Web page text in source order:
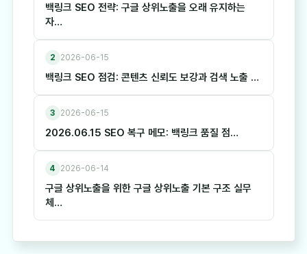
백링크 SEO 전략: 구글 상위노출을 오래 유지하는
자…
2 2026-06-15
백링크 SEO 점검: 콘텐츠 신뢰도 보강과 검색 노출 …
3 2026-06-15
2026.06.15 SEO 복구 메모: 백링크 품질 점…
4 2026-06-14
구글 상위노출을 위한 구글 상위노출 기본 구조 실무
체…